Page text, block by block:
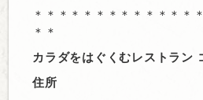
＊＊＊＊＊＊＊＊＊＊＊＊＊
＊＊
カラダをはぐくむレストラン
住所